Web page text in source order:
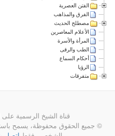
الفتن العصرية
الفرق والمذاهب
مصطلح الحديث
الأعلام المعاصرين
المرأة والأسرة
الطب والرقى
أحكام السماع
الرؤيا
متفرقات
قناة الشيخ الرسمية على
© جميع الحقوق محفوظة، يسمح